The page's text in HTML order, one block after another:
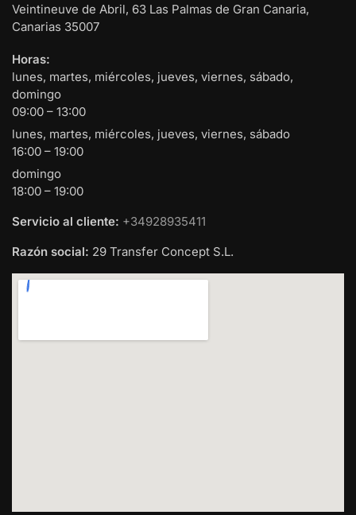
Veintineuve de Abril, 63 Las Palmas de Gran Canaria,
Canarias 35007
Horas:
lunes, martes, miércoles, jueves, viernes, sábado,
domingo
09:00 – 13:00
lunes, martes, miércoles, jueves, viernes, sábado
16:00 – 19:00
domingo
18:00 – 19:00
Servicio al cliente: +34928935411
Razón social: 29 Transfer Concept S.L.